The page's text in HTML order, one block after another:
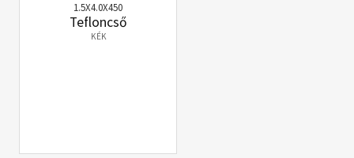
1.5X4.0X450
Tefloncső
KÉK